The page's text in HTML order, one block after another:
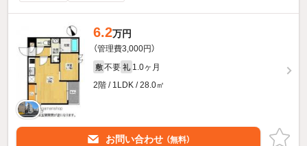
6.2万円
（管理費3,000円）
敷 不要 礼 1.0ヶ月
2階 / 1LDK / 28.0㎡
お問い合わせ （無料）